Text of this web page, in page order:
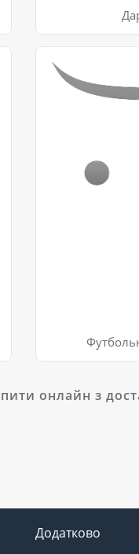
онлайн з
Додатково